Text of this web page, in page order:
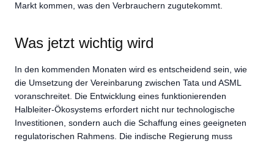
Markt kommen, was den Verbrauchern zugutekommt.
Was jetzt wichtig wird
In den kommenden Monaten wird es entscheidend sein, wie
die Umsetzung der Vereinbarung zwischen Tata und ASML
voranschreitet. Die Entwicklung eines funktionierenden
Halbleiter-Ökosystems erfordert nicht nur technologische
Investitionen, sondern auch die Schaffung eines geeigneten
regulatorischen Rahmens. Die indische Regierung muss